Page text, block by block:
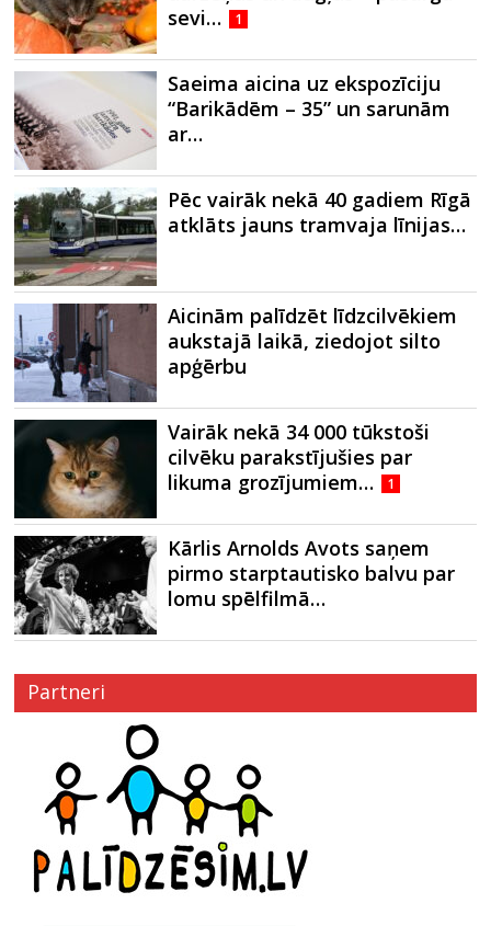
sevi…
1
Saeima aicina uz ekspozīciju
“Barikādēm – 35” un sarunām
ar…
Pēc vairāk nekā 40 gadiem Rīgā
atklāts jauns tramvaja līnijas…
Aicinām palīdzēt līdzcilvēkiem
aukstajā laikā, ziedojot silto
apģērbu
Vairāk nekā 34 000 tūkstoši
cilvēku parakstījušies par
likuma grozījumiem…
1
Kārlis Arnolds Avots saņem
pirmo starptautisko balvu par
lomu spēlfilmā…
Partneri